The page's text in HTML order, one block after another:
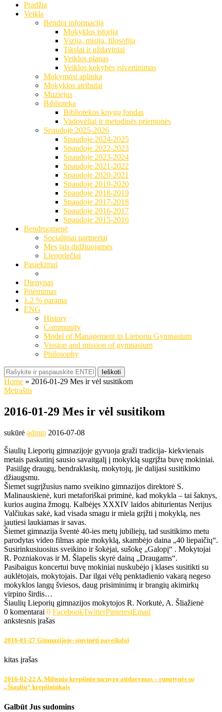
Pradžia
Veikla
Bendra informacija
Mokyklos istorija
Vizija, misija, filosofija
Tikslai ir uždaviniai
Veiklos planas
Veiklos kokybės įsivertinimas
Mokymosi aplinka
Mokyklos atributai
Muziejus
Biblioteka
Bibliotekos knygų fondas
Vadovėliai ir metodinės priemonės
Spaudoje 2025-2026
Spaudoje 2024-2025
Spaudoje 2022-2023
Spaudoje 2023-2024
Spaudoje 2021-2022
Spaudoje 2020-2021
Spaudoje 2019-2020
Spaudoje 2018-2019
Spaudoje 2017-2018
Spaudoje 2016-2017
Spaudoje 2015-2016
Bendruomenė
Socialiniai partneriai
Mes jais didžiuojamės
Lieporiečiai
Pasiekimai
Dienynas
Priėmimas
1.2 % parama
ENG
History
Community
Model of Management in Lieporiu Gymnasium
Vission and mission of gymnasium
Philosophy
Ieškoti
Home » 2016-01-29 Mes ir vėl susitikom
Metraštis
2016-01-29 Mes ir vėl susitikom
sukūrė admin 2016-07-08
Šiaulių Lieporių gimnazijoje gyvuoja graži tradicija- kiekvienais
metais paskutinį sausio savaitgalį į mokyklą sugrįžta buvę mokiniai.
Pasiilgę draugų, bendraklasių, mokytojų, jie dalijasi susitikimo
džiaugsmu.
Šiemet sugrįžusius namo sveikino gimnazijos direktorė S.
Malinauskienė, kuri metaforiškai priminė, kad mokykla – tai šaknys,
kurios augina žmogų. Kalbėjęs XXXIV laidos abiturientas Nerijus
Valčiukas sakė, kad visada smagu ir miela grįžti į mokyklą, nes
jautiesi laukiamas ir savas.
Šiemet gimnazija šventė 40-ies metų jubiliejų, tad susitikimo metu
parodytas video filmas apie mokyklą, skambėjo daina „40 liepaičių“.
Susirinkusiuosius sveikino ir šokėjai, sušokę „Galopį“ . Mokytojai
R. Pozniakovas ir M. Šlapelis skyrė dainą „Draugams“.
Pasibaigus koncertui buvę mokiniai nuskubėjo į klases susitikti su
auklėtojais, mokytojais. Dar ilgai vėlų penktadienio vakarą negeso
mokyklos langų šviesos, daug prisiminimų ir brangių akimirkų
virpino širdis…
Šiaulių Lieporių gimnazijos mokytojos R. Norkutė, A. Šliažienė
0 komentarai 0 FacebookTwitterPinterestEmail
ankstesnis įrašas
2016-01-27 Gimnazijoje- siuvinėti paveikslai
kitas įrašas
2016-02-22 A. Miltenio krepšinio turnyro atidarymas – rungtynės su
„Šiaulių“ krepšininkais
Galbūt Jus sudomins